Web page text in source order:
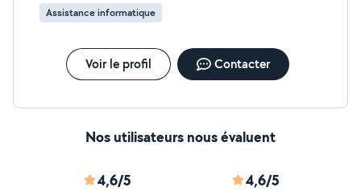
Assistance informatique
Voir le profil Contacter
Nos utilisateurs nous évaluent
4,6/5 4,6/5